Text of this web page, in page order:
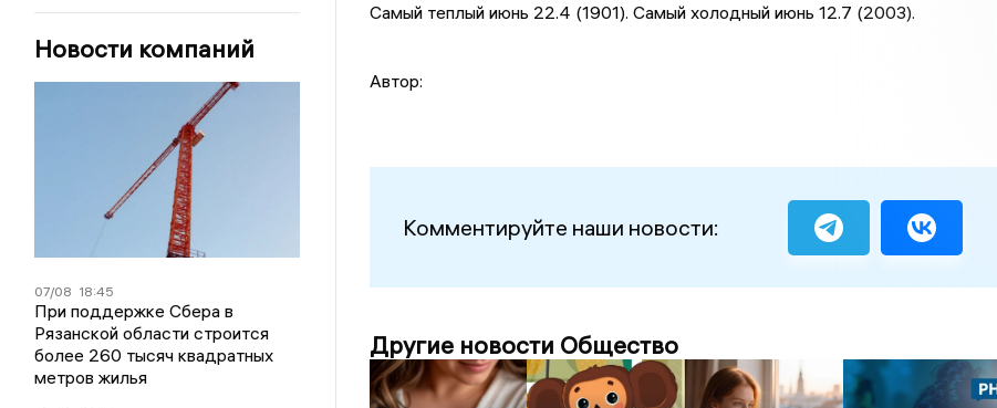
Новости компаний
07/08 18:45
При поддержке Сбера в
Рязанской области строится
более 260 тысяч квадратных
метров жилья
Самый теплый июнь 22.4 (1901). Самый холодный июнь 12.7 (2003).
Автор:
Комментируйте наши новости:
Другие новости Общество